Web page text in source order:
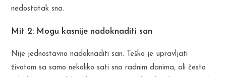
nedostatak sna.
Mit 2: Mogu kasnije nadoknaditi san
Nije jednostavno nadoknaditi san. Teško je upravljati
životom sa samo nekoliko sati sna radnim danima, ali često